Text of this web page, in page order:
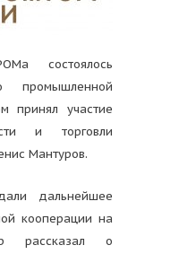
состоялось
промышленной
принял участие
и торговли
Мантуров.
дальнейшее
кооперации на
рассказал о